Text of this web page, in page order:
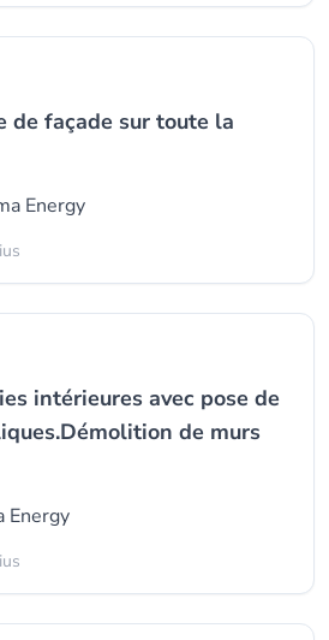
de façade sur toute la
Energy
intérieures avec pose de
de murs
Energy